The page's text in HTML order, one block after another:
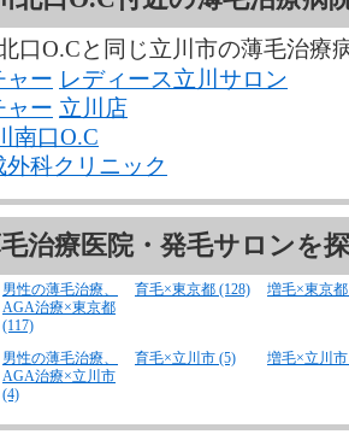
口O.Cと同じ立川市の薄毛治療
ャー レディース立川サロン
ャー 立川店
南口O.C
科クリニック
治療医院・発毛サロンを
男性の薄毛治療、
AGA治療×東京都
(117)
育毛×東京都 (128) 増毛×東京都
男性の薄毛治療、
AGA治療×立川市
(4)
育毛×立川市 (5) 増毛×立川